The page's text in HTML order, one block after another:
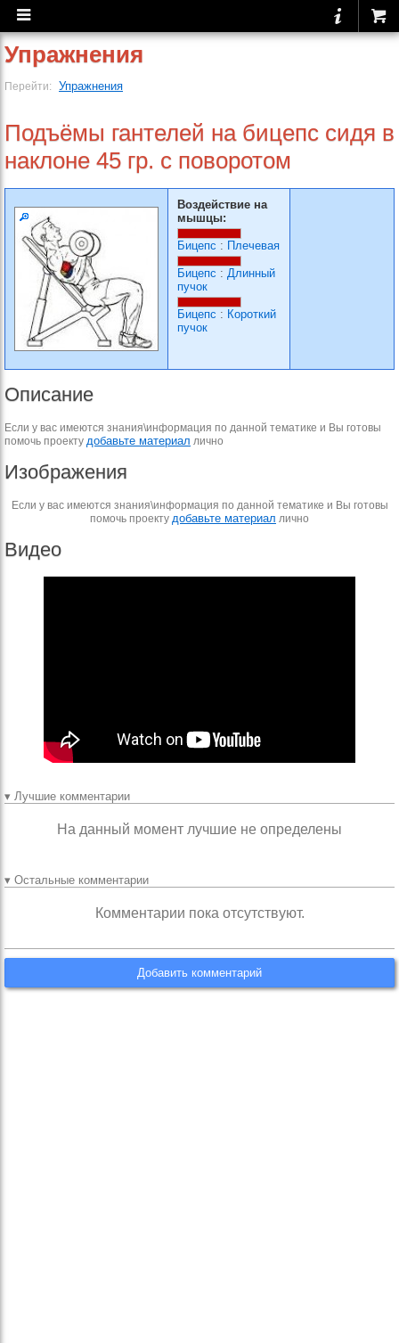
Упражнения
Перейти: Упражнения
Подъёмы гантелей на бицепс сидя в
наклоне 45 гр. с поворотом
Воздействие на
мышцы:
Бицепс : Плечевая
Бицепс : Длинный
пучок
Бицепс : Короткий
пучок
Описание
Если у вас имеются знания\информация по данной тематике и Вы готовы
помочь проекту добавьте материал лично
Изображения
Если у вас имеются знания\информация по данной тематике и Вы готовы
помочь проекту добавьте материал лично
Видео
▾ Лучшие комментарии
На данный момент лучшие не определены
▾ Остальные комментарии
Комментарии пока отсутствуют.
Добавить комментарий